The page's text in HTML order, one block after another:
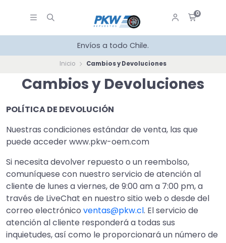
0
Envíos a todo Chile.
Inicio Cambios y Devoluciones
Cambios y Devoluciones
POLÍTICA DE DEVOLUCIÓN
Nuestras condiciones estándar de venta, las que
puede acceder www.pkw-oem.com
Si necesita devolver repuesto o un reembolso,
comuníquese con nuestro servicio de atención al
cliente de lunes a viernes, de 9:00 am a 7:00 pm, a
través de LiveChat en nuestro sitio web o desde del
correo electrónico ventas@pkw.cl. El servicio de
atención al cliente responderá a todas sus
inquietudes, así como le proporcionará un número de